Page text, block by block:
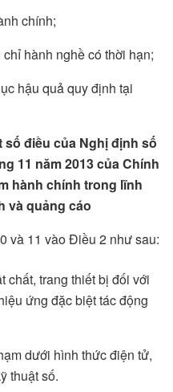
chính;
hành nghề có thời hạn;
hậu quả quy định tại
điều của Nghị định số
11 năm 2013 của Chính
hành chính trong lĩnh
và quảng cáo
và 11 vào Điều 2 như sau:
chất, trang thiết bị đối với
ứng đặc biệt tác động
dưới hình thức điện tử,
thuật số.